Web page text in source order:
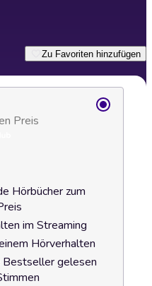
Zu Favoriten hinzufügen
Preis
Hörbücher zum
im Streaming
Hörverhalten
Bestseller gelesen